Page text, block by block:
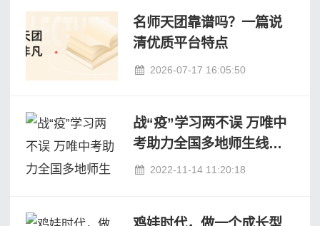
名师天团靠谱吗？一篇说
清优质平台特点
2026-07-17 16:05:50
战“疫”学习两不误 万唯中
考助力全国多地师生线上
教学2022-11-14 11:20:18
鸡娃时代，做一个成长型